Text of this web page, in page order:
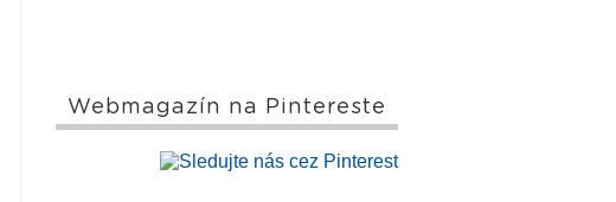
Webmagazín na Pintereste